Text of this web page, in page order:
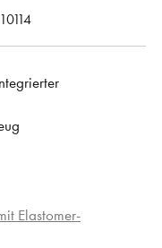
Elastomer-